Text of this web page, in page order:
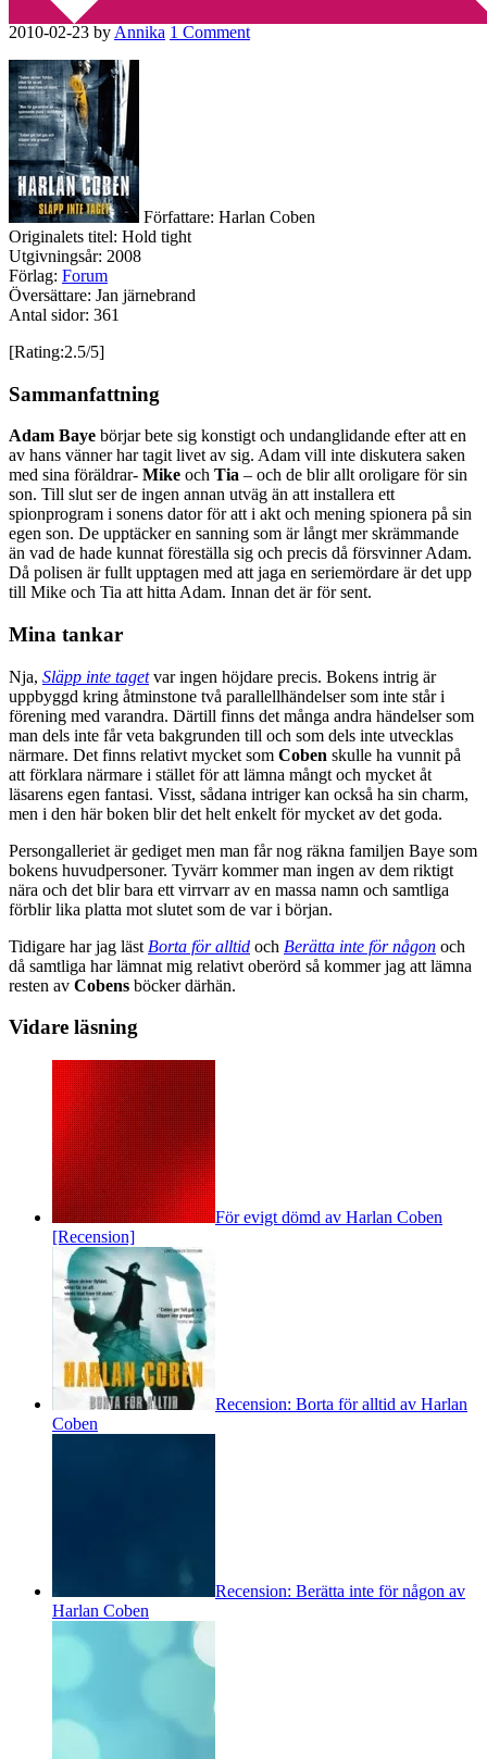
2010-02-23 by Annika 1 Comment
Författare: Harlan Coben
Originalets titel: Hold tight
Utgivningsår: 2008
Förlag: Forum
Översättare: Jan järnebrand
Antal sidor: 361
[Rating:2.5/5]
Sammanfattning
Adam Baye börjar bete sig konstigt och undanglidande efter att en
av hans vänner har tagit livet av sig. Adam vill inte diskutera saken
med sina föräldrar- Mike och Tia – och de blir allt oroligare för sin
son. Till slut ser de ingen annan utväg än att installera ett
spionprogram i sonens dator för att i akt och mening spionera på sin
egen son. De upptäcker en sanning som är långt mer skrämmande
än vad de hade kunnat föreställa sig och precis då försvinner Adam.
Då polisen är fullt upptagen med att jaga en seriemördare är det upp
till Mike och Tia att hitta Adam. Innan det är för sent.
Mina tankar
Nja, Släpp inte tagetvar ingen höjdare precis. Bokens intrig är
uppbyggd kring åtminstone två parallellhändelser som inte står i
förening med varandra. Därtill finns det många andra händelser som
man dels inte får veta bakgrunden till och som dels inte utvecklas
närmare. Det finns relativt mycket som Coben skulle ha vunnit på
att förklara närmare i stället för att lämna mångt och mycket åt
läsarens egen fantasi. Visst, sådana intriger kan också ha sin charm,
men i den här boken blir det helt enkelt för mycket av det goda.
Persongalleriet är gediget men man får nog räkna familjen Baye som
bokens huvudpersoner. Tyvärr kommer man ingen av dem riktigt
nära och det blir bara ett virrvarr av en massa namn och samtliga
förblir lika platta mot slutet som de var i början.
Tidigare har jag läst Borta för alltid och Berätta inte för någon och
då samtliga har lämnat mig relativt oberörd så kommer jag att lämna
resten av Cobens böcker därhän.
Vidare läsning
För evigt dömd av Harlan Coben
[Recension]
Recension: Borta för alltid av Harlan
Coben
Recension: Berätta inte för någon av
Harlan Coben